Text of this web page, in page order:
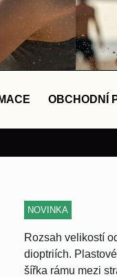
OBCHODNÍ
NOVINKA
Rozsah velikostí
dioptriích.
šířka rámu mezi